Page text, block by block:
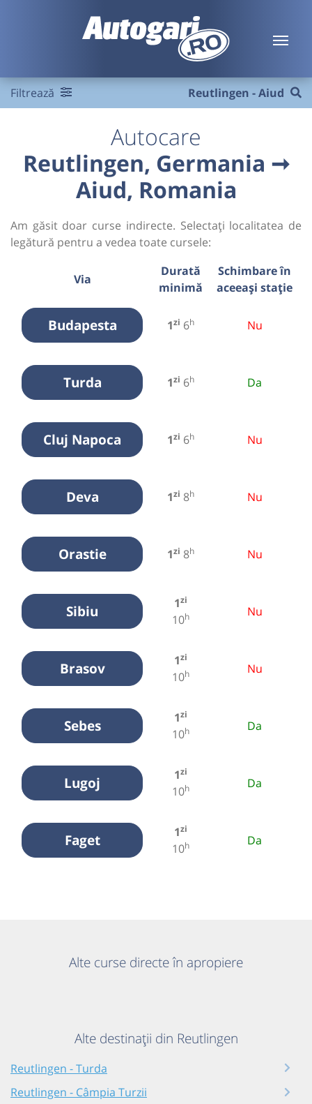
Filtrează Reutlingen - Aiud
Autocare
Reutlingen, Germania ➞
Aiud, Romania
Am găsit doar curse indirecte. Selectați localitatea de
legătură pentru a vedea toate cursele:
Via
Durată
minimă
Schimbare în
aceeași stație
Budapesta 1zi 6h Nu
Turda 1zi 6h Da
Cluj Napoca 1zi 6h Nu
Deva 1zi 8h Nu
Orastie 1zi 8h Nu
Sibiu 1zi
10h Nu
Brasov 1zi
10h Nu
Sebes 1zi
10h Da
Lugoj 1zi
10h Da
Faget 1zi
10h Da
Alte curse directe în apropiere
Alte destinații din Reutlingen
Reutlingen - Turda
Reutlingen - Câmpia Turzii